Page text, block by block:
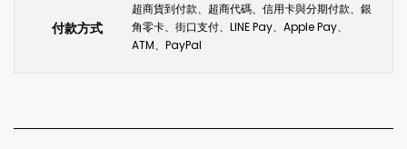
付款方式
超商貨到付款、超商代碼、信用卡與分期付款、銀
角零卡、街口支付、LINE Pay、Apple Pay、
ATM、PayPal